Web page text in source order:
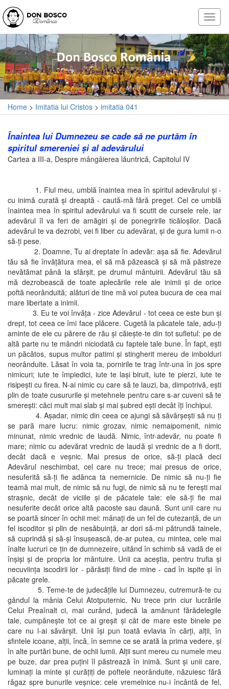
Home > Imitatia lui Cristos > imitatia 041
Înaintea lui Dumnezeu se cade să ne purtăm în
spiritul smereniei şi al adevărului
Cartea a III-a, Despre mângâierea lăuntrică, Capitolul IV
1. Fiul meu, umblă înaintea mea în spiritul adevărului şi -
cu inimă curată şi dreaptă - caută-mă fără preget. Cel ce umblă
înaintea mea în spiritul adevărului va fi scutit de cursele rele, iar
adevărul îl va feri de amăgiri şi de ponegririle ticăloşilor. Dacă
adevărul te va dezrobi, vei fi liber cu adevărat, şi de gura lumii n-o
să-ţi pese.
2. Doamne, Tu ai dreptate în adevăr: aşa să fie. Adevărul
tău să fie învăţătura mea, el să mă păzească şi să mă păstreze
nevătămat până la sfârşit, pe drumul mântuirii. Adevărul tău să
mă dezrobească de toate aplecările rele ale inimii şi de orice
poftă neorânduită; alături de tine mă voi putea bucura de cea mai
mare libertate a inimii.
3. Eu te voi învăţa - zice Adevărul - tot ceea ce este bun şi
drept, tot ceea ce îmi face plăcere. Cugetă la păcatele tale, adu-ţi
aminte de ele cu părere de rău şi căieşte-te din tot sufletul: pe de
altă parte nu te mândri niciodată cu faptele tale bune. În fapt, eşti
un păcătos, supus multor patimi şi stingherit mereu de imbolduri
neorânduite. Lăsat în voia ta, pornirile te trag într-una în jos spre
nimicuri; iute te împiedici, iute te laşi biruit, iute te pierzi, iute te
risipeşti cu firea. N-ai nimic cu care să te lauzi, ba, dimpotrivă, eşti
plin de toate cusururile şi metehnele pentru care s-ar cuveni să te
smereşti: căci mult mai slab şi mai şubred eşti decât îţi închipui.
4. Aşadar, nimic din ceea ce ajungi să săvârşeşti să nu ţi
se pară mare lucru: nimic grozav, nimic nemaipomenit, nimic
minunat, nimic vrednic de laudă. Nimic, într-adevăr, nu poate fi
mare; nimic cu adevărat vrednic de laudă şi vrednic de a fi dorit,
decât dacă e veşnic. Mai presus de orice, să-ţi placă deci
Adevărul neschimbat, cel care nu trece; mai presus de orice,
nesuferită să-ţi fie adânca ta nemernicie. De nimic să nu-ţi fie
teamă mai mult, de nimic să nu fugi, de nimic să nu te fereşti mai
straşnic, decât de viciile şi de păcatele tale: ele să-ţi fie mai
nesuferite decât orice altă pacoste sau daună. Sunt unii care nu
se poartă sincer în ochii mei: mânaţi de un fel de cutezanţă, de un
fel iscoditor şi plin de nesăbuinţă, ar dori să-mi pătrundă tainele,
să cuprindă şi să-şi însuşească, de-ar putea, cu mintea, cele mai
înalte lucruri ce ţin de dumnezeire, uitând în schimb să vadă de ei
înşişi şi de propria lor mântuire. Unii ca aceştia, pentru trufia şi
necuviinţa iscodirii lor - părăsiţi fiind de mine - cad în ispite şi în
păcate grele.
5. Teme-te de judecăţile lui Dumnezeu, cutremură-te cu
gândul la mânia Celui Atotputernic. Nu trece prin ciur lucrările
Celui Preaînalt ci, mai curând, judecă la amănunt fărădelegile
tale, cumpăneşte tot ce ai greşit şi cât de mare este binele pe
care nu l-ai săvârşit. Unii îşi pun toată evlavia în cărţi, alţii, în
sfintele icoane, alţii, încă, în semne ce se arată la prima vedere, şi
în alte purtări bune, de ochii lumii. Alţii sunt mereu cu numele meu
pe buze, dar prea puţini îl păstrează în inimă. Sunt şi unii care,
luminaţi la minte şi curăţiţi de poftele neorânduite, năzuiesc fără
răgaz spre bunurile veşnice: cele vremelnice nu-i încântă de fel,